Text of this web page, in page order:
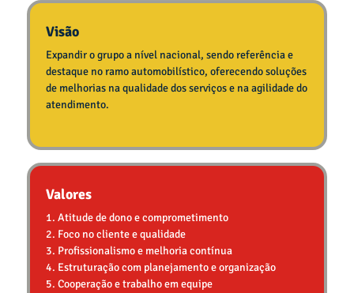
Visão
Expandir o grupo a nível nacional, sendo referência e
destaque no ramo automobilístico, oferecendo soluções
de melhorias na qualidade dos serviços e na agilidade do
atendimento.
Valores
1. Atitude de dono e comprometimento
2. Foco no cliente e qualidade
3. Profissionalismo e melhoria contínua
4. Estruturação com planejamento e organização
5. Cooperação e trabalho em equipe